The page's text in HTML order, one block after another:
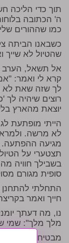
תוך כדי הליכה
ה' הכתובה
כמו שההורים
כשבאנו הביתה
שהטיול לא שייך
אל תשאל, הערב
קרא לי ואמר:
לך שזה שאת לא
רוצים שיהיה
יוצאת מהארץ
הייתי מופתעת
לא מרשה.
מגיעה ההפתעה.
תצטערי על
בשבילך חוויה
סופית מגורם
התחלתי להתחנן
חייך ואמר
נו, מה דעתך
מלך מלך": שמי
מבטיחה לספר